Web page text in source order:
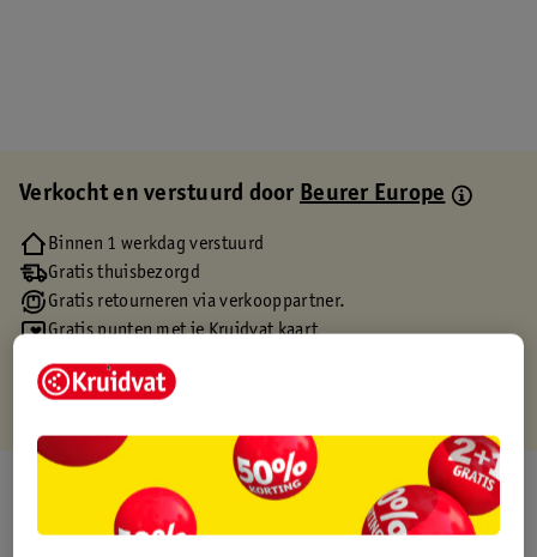
Verkocht en verstuurd doorBeurer Europe
Binnen 1 werkdag verstuurd
Gratis thuisbezorgd
Gratis retourneren via verkooppartner.
Gratis punten met je Kruidvat kaart
Over dit product
Productinformatie